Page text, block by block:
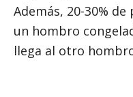
Además, 20-30%
un hombro
llega al otro